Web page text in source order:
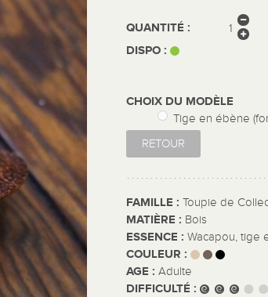
QUANTITÉ :
DISPO :
CHOIX DU MODÈLE
Tige en ébène
RETOUR
FAMILLE :Toupie de
MATIÈRE : Bois
ESSENCE :Wacapou, tige
COULEUR :
AGE :Adulte
DIFFICULTÉ :